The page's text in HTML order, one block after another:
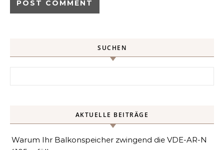
SUCHEN
AKTUELLE BEITRÄGE
Warum Ihr Balkonspeicher zwingend die VDE-AR-N